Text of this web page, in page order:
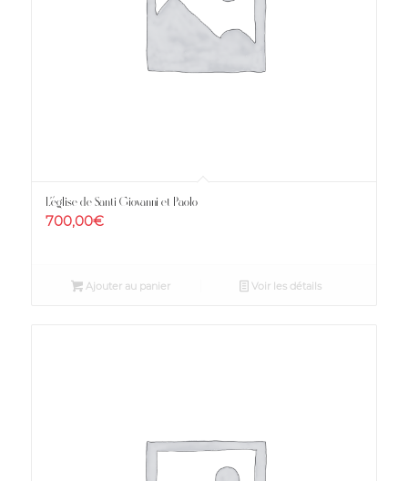
L’église de Santi Giovanni et Paolo
700,00€
Ajouter au panier Voir les détails